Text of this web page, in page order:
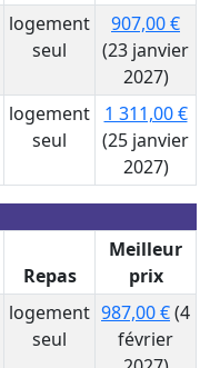
logement
seul
907,00 €
(23 janvier
2027)
logement
seul
1 311,00 €
(25 janvier
2027)
Repas
Meilleur
prix
logement
seul
987,00 €(4
février